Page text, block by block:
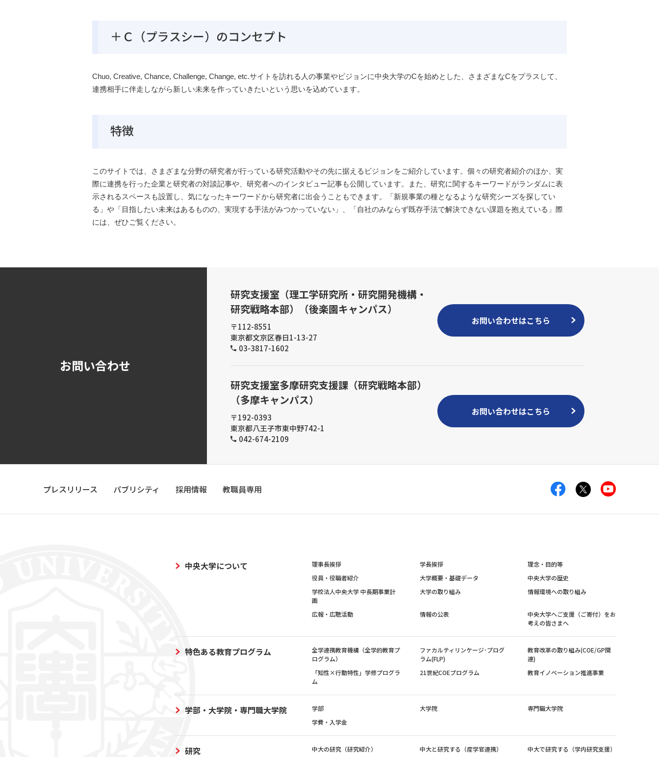
＋Ｃ（プラスシー）のコンセプト
Chuo, Creative, Chance, Challenge, Change, etc.サイトを訪れる人の事業やビジョンに中央大学のCを始めとした、さまざまなCをプラスして、
連携相手に伴走しながら新しい未来を作っていきたいという思いを込めています。
特徴
このサイトでは、さまざまな分野の研究者が行っている研究活動やその先に据えるビジョンをご紹介しています。個々の研究者紹介のほか、実
際に連携を行った企業と研究者の対談記事や、研究者へのインタビュー記事も公開しています。また、研究に関するキーワードがランダムに表
示されるスペースも設置し、気になったキーワードから研究者に出会うこともできます。「新規事業の種となるような研究シーズを探してい
る」や「目指したい未来はあるものの、実現する手法がみつかっていない」、「自社のみならず既存手法で解決できない課題を抱えている」際
には、ぜひご覧ください。
お問い合わせ
研究支援室（理工学研究所・研究開発機構・
研究戦略本部）（後楽園キャンパス）
〒112-8551
東京都文京区春日1-13-27
03-3817-1602
お問い合わせはこちら
研究支援室多摩研究支援課（研究戦略本部）
（多摩キャンパス）
〒192-0393
東京都八王子市東中野742-1
042-674-2109
お問い合わせはこちら
プレスリリース パブリシティ 採用情報 教職員専用
中央大学について 理事長挨拶 学長挨拶
理念・目的等
役員・役職者紹介
大学概要・基礎データ
中央大学の歴史
学校法人中央大学 中長期事業計
画
大学の取り組み 情報環境への取り組み
広報・広聴活動 情報の公表
中央大学へご支援（ご寄付）をお
考えの皆さまへ
特色ある教育プログラム
全学連携教育機構（全学的教育プ
ログラム）
ファカルティリンケージ･プログ
ラム(FLP)
教育改革の取り組み(COE/GP関
連)
「知性×行動特性」学修プログラ
ム
21世紀COEプログラム 教育イノベーション推進事業
学部・大学院・専門職大学院 学部 大学院
専門職大学院
学費・入学金
研究 中大の研究（研究紹介） 中大と研究する（産学官連携）
中大で研究する（学内研究支援）